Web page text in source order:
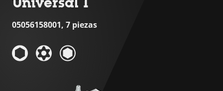
05056158001, 7 piezas